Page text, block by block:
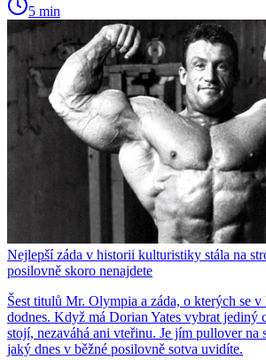
5 min
Nejlepší záda v historii kulturistiky stála na
posilovně skoro nenajdete
Šest titulů Mr. Olympia a záda, o kterých se
dodnes. Když má Dorian Yates vybrat jediný
stojí, nezaváhá ani vteřinu. Je jím pullover na
jaký dnes v běžné posilovně sotva uvidíte.